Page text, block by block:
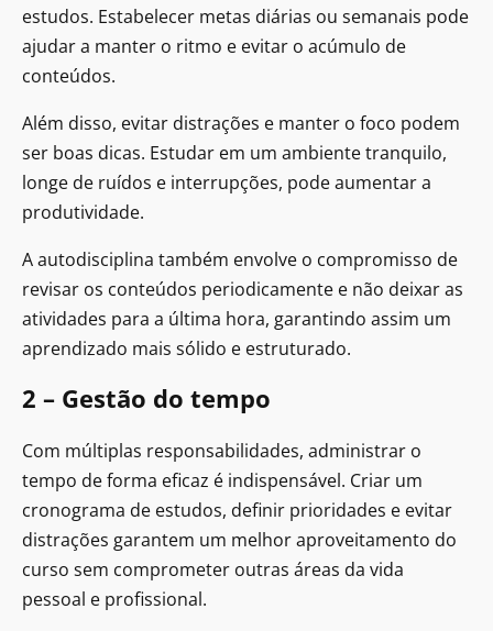
estudos. Estabelecer metas diárias ou semanais pode
ajudar a manter o ritmo e evitar o acúmulo de
conteúdos.
Além disso, evitar distrações e manter o foco podem
ser boas dicas. Estudar em um ambiente tranquilo,
longe de ruídos e interrupções, pode aumentar a
produtividade.
A autodisciplina também envolve o compromisso de
revisar os conteúdos periodicamente e não deixar as
atividades para a última hora, garantindo assim um
aprendizado mais sólido e estruturado.
2 – Gestão do tempo
Com múltiplas responsabilidades, administrar o
tempo de forma eficaz é indispensável. Criar um
cronograma de estudos, definir prioridades e evitar
distrações garantem um melhor aproveitamento do
curso sem comprometer outras áreas da vida
pessoal e profissional.